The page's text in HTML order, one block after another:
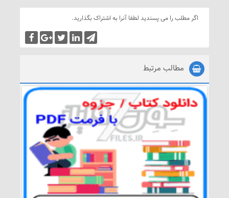
اگر مطلب را می پسندید لطفا آنرا به اشتراک بگذارید.
مطالب مرتبط